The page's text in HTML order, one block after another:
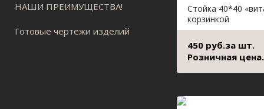
НАШИ ПРЕИМУЩЕСТВА!
Готовые чертежи изделий
Стойка 40*40
корзинкой
450 руб.за шт.
Розничная цена.